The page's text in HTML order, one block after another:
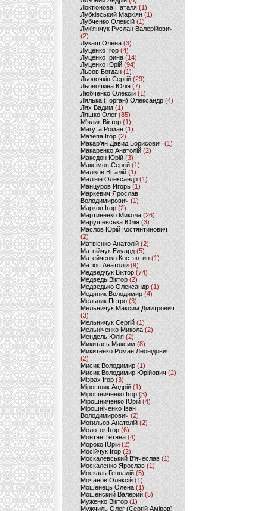
Локтіонова Наталя (1)
Лубківський Маркіян(1)
Лубченко Олексій (1)
Лук'янчук Руслан Валерійович
(2)
Лукаш Олена (3)
Луценко Ігор (4)
Луценко Ірина (14)
Луценко Юрій (94)
Львов Богдан (1)
Льовочкін Сергій (29)
Льовочкіна Юлія(7)
Любченко Олексій(1)
Лялька (Горган) Олександр(4)
Лях Вадим (1)
Ляшко Олег (85)
М'ялик Віктор(1)
Магута Роман(1)
Мазепа Ігор (2)
Макар'ян Давид Борисович(1)
Макаренко Анатолій (2)
Македон Юрій(3)
Максімов Сергій (1)
Маліков Віталій (1)
Малінін Олександр (1)
Манцуров Игорь (1)
Маркевич Ярослав
Володимирович (1)
Марков Ігор (2)
Мартиненко Микола (26)
Марушевська Юлія (3)
Маслов Юрій Костянтинович
(2)
Матвієнко Анатолій (2)
Матвійчук Едуард(5)
Матейченко Костянтин (1)
Матіос Анатолій (9)
Медведчук Віктор(74)
Медведь Віктор (2)
Медведько Олександр (1)
Медяник Володимир(4)
Мельник Петро (3)
Мельничук Максим Дмитрович
(3)
Мельничук Сергій (1)
Мельніченко Микола (2)
Мендель Юлія (2)
Микитась Максим (8)
Микитенко Роман Леонідович
(2)
Мисик Володимир (1)
Мисик Володимир Юрійович(2)
Мізрах Ігор(3)
Мірошник Андрій(1)
Мірошниченко Ігор (3)
Мірошниченко Юрій(4)
Мірошніченко Іван
Володимирович (2)
Могильов Анатолій (2)
Молоток Ігор (6)
Монтян Тетяна (4)
Мороко Юрій(2)
Мосійчук Ігор (2)
Москалевський В'ячеслав (1)
Москаленко Ярослав (1)
Москаль Геннадій (5)
Мочанов Олексій(1)
Мошенець Олена(1)
Мошенский Валерий (5)
Муженко Віктор (1)
Мужчиль Олег (Сергій Аміров)